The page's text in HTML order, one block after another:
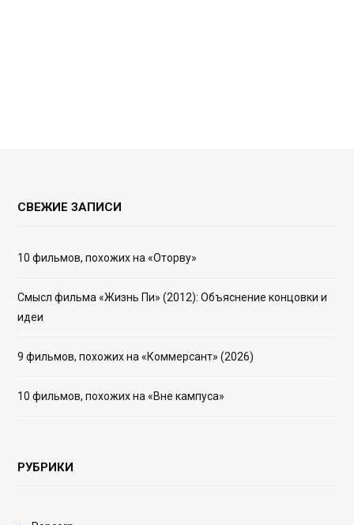
СВЕЖИЕ ЗАПИСИ
10 фильмов, похожих на «Оторву»
Смысл фильма «Жизнь Пи» (2012): Объяснение концовки и
идеи
9 фильмов, похожих на «Коммерсант» (2026)
10 фильмов, похожих на «Вне кампуса»
РУБРИКИ